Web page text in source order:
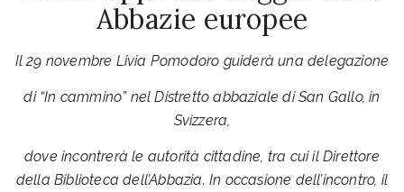
Abbazie europee
Il 29 novembre Livia Pomodoro guiderà una delegazione
di “In cammino” nel Distretto abbaziale di San Gallo, in
Svizzera,
dove incontrerà le autorità cittadine, tra cui il Direttore
della Biblioteca dell’Abbazia. In occasione dell’incontro, il